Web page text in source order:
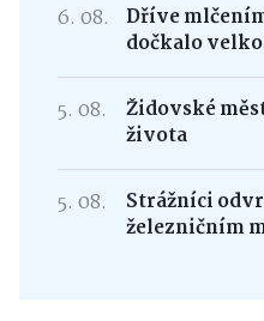
6. 08.
Dříve
dočkalo
5. 08.
Židovské
života
5. 08.
Strážníci
železničním